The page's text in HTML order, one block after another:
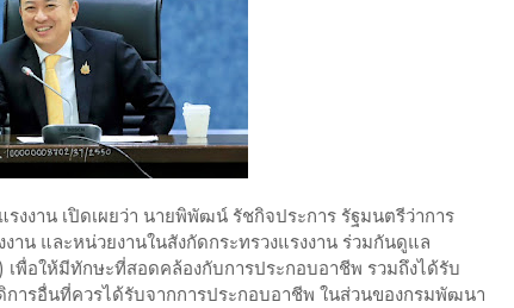
าน เปิดเผยว่า นายพิพัฒน์ รัชกิจประการ รัฐมนตรีว่าการ
น และหน่วยงานในสังกัดกระทรวงแรงงาน ร่วมกันดูแล
พื่อให้มีทักษะที่สอดคล้องกับการประกอบอาชีพ รวมถึงได้รับ
ารอื่นที่ควรได้รับจากการประกอบอาชีพ ในส่วนของกรมพัฒนา